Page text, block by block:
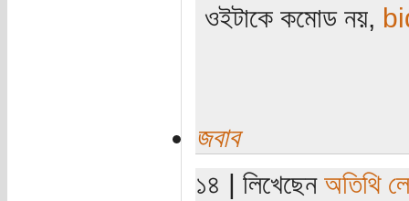
ওইটাকে কমোড নয়,
জবাব
১৪ | লিখেছেন অতিথি